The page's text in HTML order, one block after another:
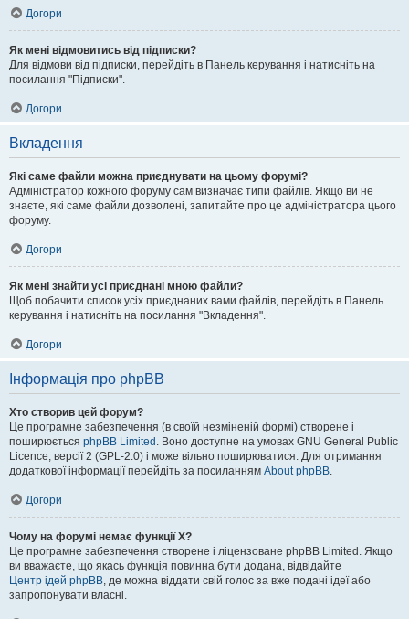
Догори
Як мені відмовитись від підписки?
Для відмови від підписки, перейдіть в Панель керування і натисніть на
посилання "Підписки".
Догори
Вкладення
Які саме файли можна приєднувати на цьому форумі?
Адміністратор кожного форуму сам визначає типи файлів. Якщо ви не
знаєте, які саме файли дозволені, запитайте про це адміністратора цього
форуму.
Догори
Як мені знайти усі приєднані мною файли?
Щоб побачити список усіх приєднаних вами файлів, перейдіть в Панель
керування і натисніть на посилання "Вкладення".
Догори
Інформація про phpBB
Хто створив цей форум?
Це програмне забезпечення (в своїй незміненій формі) створене і
поширюється phpBB Limited . Воно доступне на умовах GNU General Public
Licence, версії 2 (GPL-2.0) і може вільно поширюватися. Для отримання
додаткової інформації перейдіть за посиланням About phpBB.
Догори
Чому на форумі немає функції X?
Це програмне забезпечення створене і ліцензоване phpBB Limited. Якщо
ви вважаєте, що якась функція повинна бути додана, відвідайте
Центр ідей phpBB, де можна віддати свій голос за вже подані ідеї або
запропонувати власні.